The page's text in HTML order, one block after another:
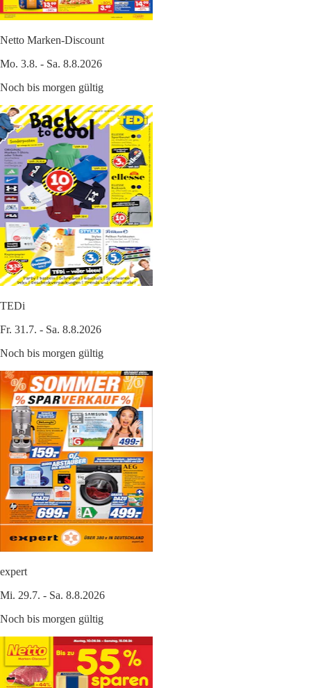
Netto Marken-Discount
Mo. 3.8. - Sa. 8.8.2026
Noch bis morgen gültig
TEDi
Fr. 31.7. - Sa. 8.8.2026
Noch bis morgen gültig
expert
Mi. 29.7. - Sa. 8.8.2026
Noch bis morgen gültig